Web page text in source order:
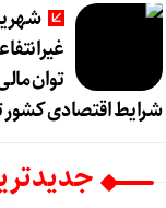
توان
شرایط اقتصادی کشور